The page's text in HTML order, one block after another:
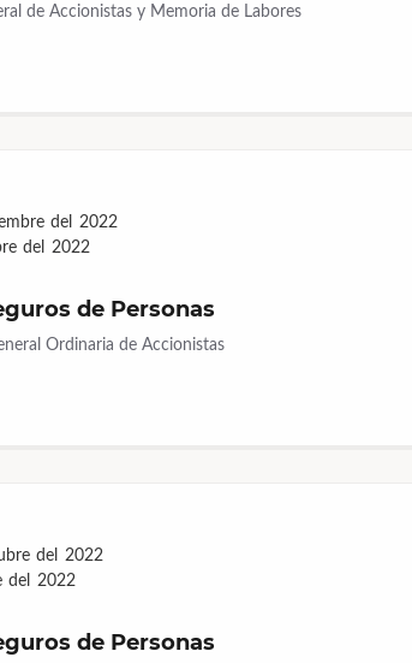
de Accionistas y Memoria de Labores
del 2022
del 2022
de Personas
Ordinaria de Accionistas
del 2022
del 2022
de Personas